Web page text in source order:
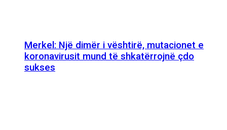
Merkel: Një dimër i vështirë, mutacionet e
koronavirusit mund të shkatërrojnë çdo
sukses